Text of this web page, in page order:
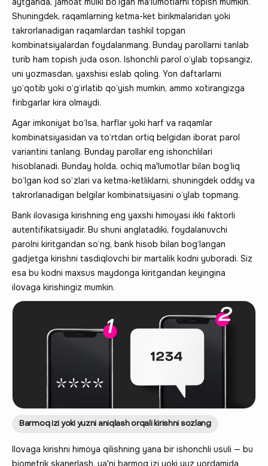
Shuningdek, raqamlarning ketma-ket birikmalaridan yoki
takrorlanadigan raqamlardan tashkil topgan
kombinatsiyalardan foydalanmang. Bunday parollarni tanlab
turib ham topish juda oson. Ishonchli parol o‘ylab topsangiz,
uni yozmasdan, yaxshisi eslab qoling. Yon daftarlarni
yo‘qotib yoki o‘g‘irlatib qo‘yish mumkin, ammo xotirangizga
firibgarlar kira olmaydi.
Agar imkoniyat bo‘lsa, harflar yoki harf va raqamlar
kombinatsiyasidan va to‘rtdan ortiq belgidan iborat parol
variantini tanlang. Bunday parollar eng ishonchlilari
hisoblanadi. Bunday holda, ochiq ma'lumotlar bilan bog‘liq
bo‘lgan kod so‘zlari va ketma-ketliklarni, shuningdek oddiy va
takrorlanadigan belgilar kombinatsiyasini o‘ylab topmang.
Bank ilovasiga kirishning eng yaxshi himoyasi ikki faktorli
autentifikatsiyadir. Bu shuni anglatadiki, foydalanuvchi
parolni kiritgandan so‘ng, bank hisob bilan bog‘langan
gadjetga kirishni tasdiqlovchi bir martalik kodni yuboradi. Siz
esa bu kodni maxsus maydonga kiritgandan keyingina
ilovaga kirishingiz mumkin.
Barmoq izi yoki yuzni aniqlash orqali kirishni sozlang
Ilovaga kirishni himoya qilishning yana bir ishonchli usuli — bu
biometrik skanerlash, ya'ni barmoq izi yoki yuz yordamida